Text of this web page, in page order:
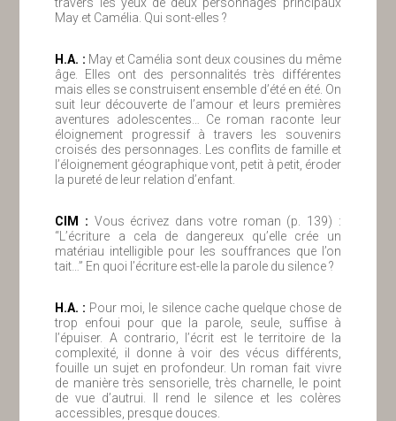
May et Camélia. Qui sont-elles ?
H.A. : May et Camélia sont deux cousines du même
âge. Elles ont des personnalités très différentes
mais elles se construisent ensemble d’été en été. On
suit leur découverte de l’amour et leurs premières
aventures adolescentes… Ce roman raconte leur
éloignement progressif à travers les souvenirs
croisés des personnages. Les conflits de famille et
l’éloignement géographique vont, petit à petit, éroder
la pureté de leur relation d’enfant.
ClM : Vous écrivez dans votre roman (p. 139) :
“L’écriture a cela de dangereux qu’elle crée un
matériau intelligible pour les souffrances que l’on
tait…” En quoi l’écriture est-elle la parole du silence ?
H.A. : Pour moi, le silence cache quelque chose de
trop enfoui pour que la parole, seule, suffise à
l’épuiser. A contrario, l’écrit est le territoire de la
complexité, il donne à voir des vécus différents,
fouille un sujet en profondeur. Un roman fait vivre
de manière très sensorielle, très charnelle, le point
de vue d’autrui. Il rend le silence et les colères
accessibles, presque douces.